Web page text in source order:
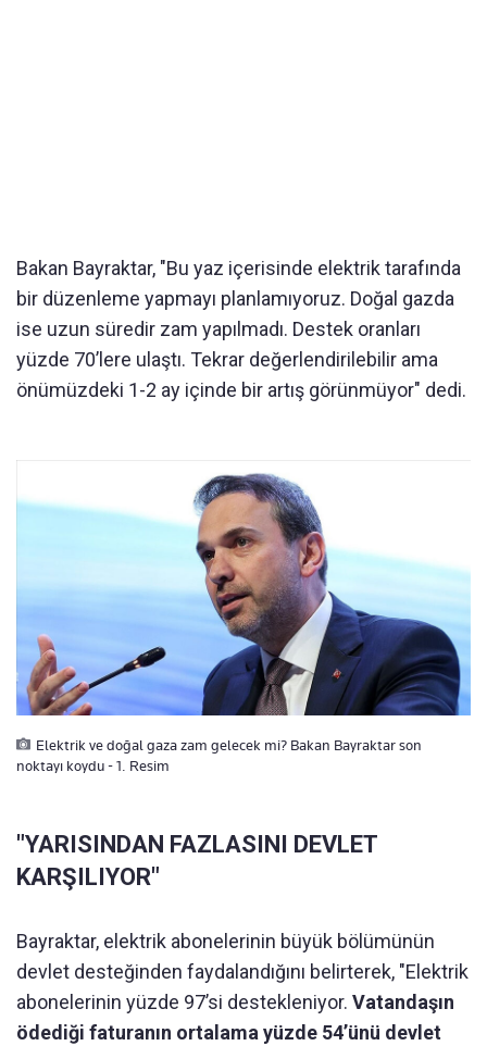
Bakan Bayraktar, "Bu yaz içerisinde elektrik tarafında
bir düzenleme yapmayı planlamıyoruz. Doğal gazda
ise uzun süredir zam yapılmadı. Destek oranları
yüzde 70’lere ulaştı. Tekrar değerlendirilebilir ama
önümüzdeki 1-2 ay içinde bir artış görünmüyor" dedi.
Elektrik ve doğal gaza zam gelecek mi? Bakan Bayraktar son
noktayı koydu - 1. Resim
"YARISINDAN FAZLASINI DEVLET
KARŞILIYOR"
Bayraktar, elektrik abonelerinin büyük bölümünün
devlet desteğinden faydalandığını belirterek, "Elektrik
abonelerinin yüzde 97’si destekleniyor. Vatandaşın
ödediği faturanın ortalama yüzde 54’ünü devlet